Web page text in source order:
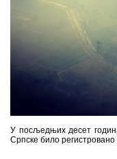
У посљедњих десет
Српске било